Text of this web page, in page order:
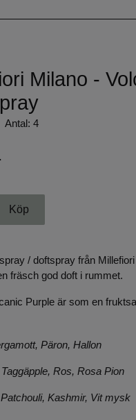
Milano -
Antal: 4
/ doftspray från
fräsch god doft i rummet.
Purple är som en
Päron, Hallon
Ros, Rosa Pion
Kashmir, Vit mysk